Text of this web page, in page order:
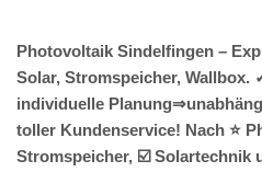
Photovoltaik Sindelfingen –
Solar, Stromspeicher,
individuelle
toller Kundenservice! Nach ⭐
Stromspeicher, ☑️ Solartechnik